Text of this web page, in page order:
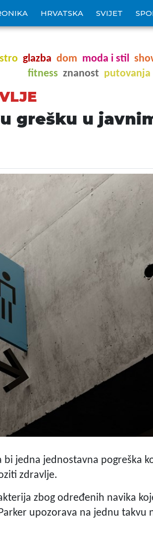
HRVATSKA SVIJET
glazba dom moda i stil
fitness znanost putovanja
grešku u
jedna jednostavna pogreška
zdravlje.
zbog određenih navika
upozorava na jednu takvu